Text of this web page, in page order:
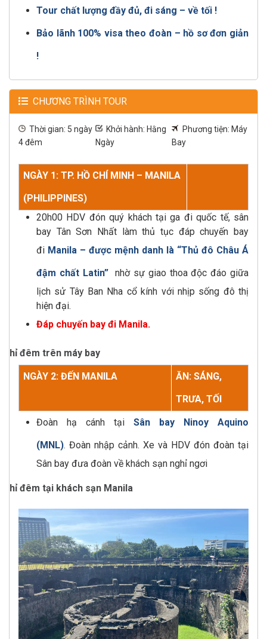
Tour chất lượng đầy đủ, đi sáng – về tối !
Bảo lãnh 100% visa theo đoàn – hồ sơ đơn giản
!
CHƯƠNG TRÌNH TOUR
Thời gian: 5 ngày
4 đêm
Khởi hành: Hằng
Ngày
Phương tiện: Máy
Bay
NGÀY 1: TP. HỒ CHÍ MINH – MANILA
(PHILIPPINES)
20h00 HDV đón quý khách tại ga đi quốc tế, sân
bay Tân Sơn Nhất làm thủ tục đáp chuyến bay
đi Manila – được mệnh danh là “Thủ đô Châu Á
đậm chất Latin”
nhờ sự giao thoa độc đáo giữa
lịch sử Tây Ban Nha cổ kính với nhịp sống đô thị
hiện đại.
Đáp chuyến bay đi Manila.
đêm trên máy bay
NGÀY 2: ĐẾN MANILA
ĂN: SÁNG,
TRƯA, TỐI
Đoàn hạ cánh tại Sân bay Ninoy Aquino
(MNL). Đoàn nhập cảnh. Xe và HDV đón đoàn tại
Sân bay đưa đoàn về khách sạn nghỉ ngơi
đêm tại khách sạn Manila